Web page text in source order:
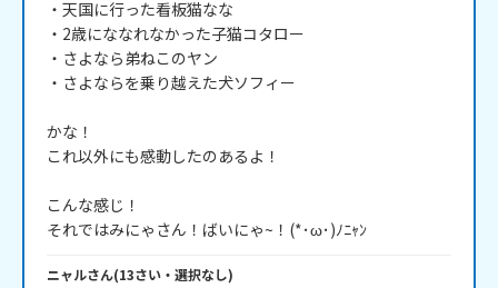
・天国に行った看板猫なな
・2歳にななれなかった子猫コタロー
・さよなら弟ねこのヤン
・さよならを乗り越えた犬ソフィー
かな！
これ以外にも感動したのあるよ！
こんな感じ！
それではみにゃさん！ばいにゃ~！(*･ω･)ﾉﾆｬﾝ
ニャルさん(13さい・ 選択なし)